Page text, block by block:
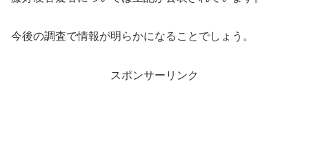
今後の調査で情報が明らかになることでしょう。
スポンサーリンク